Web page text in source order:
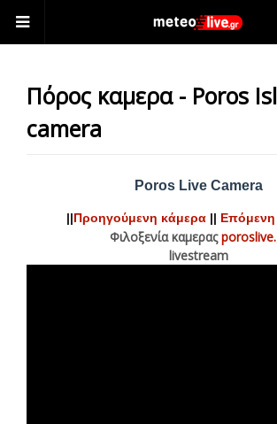
Πόρος καμερα - Poros
camera
Poros Live Camera
||Προηγούμενη κάμερα ||
Φιλοξενία καμερας
livestream